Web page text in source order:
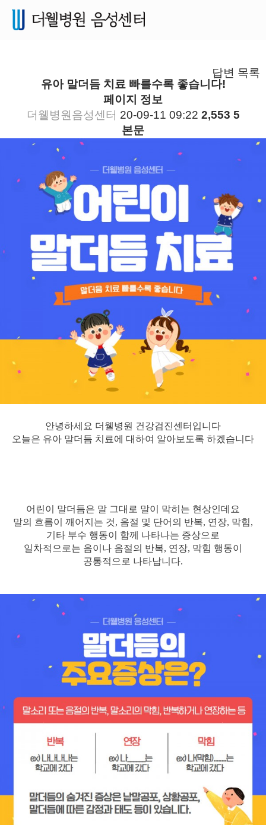
답변 목록
유아 말더듬 치료 빠를수록 좋습니다!
페이지 정보
더웰병원음성센터 20-09-11 09:22 2,553 5
본문
안녕하세요 더웰병원 건강검진센터입니다
오늘은 유아 말더듬 치료에 대하여 알아보도록 하겠습니다
어린이 말더듬은 말 그대로 말이 막히는 현상인데요
말의 흐름이 깨어지는 것, 음절 및 단어의 반복, 연장, 막힘,
기타 부수 행동이 함께 나타나는 증상으로
일차적으로는 음이나 음절의 반복, 연장, 막힘 행동이
공통적으로 나타납니다.